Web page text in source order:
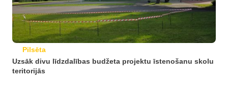
Pilsēta
Uzsāk divu līdzdalības budžeta projektu īstenošanu skolu
teritorijās